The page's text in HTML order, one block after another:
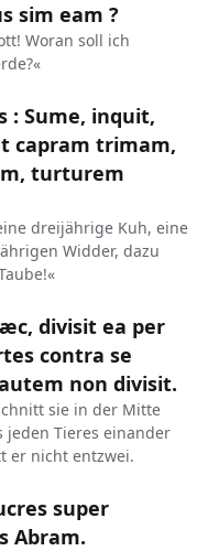
sim eam ?
Woran soll ich
: Sume, inquit,
capram trimam,
turturem
dreijährige Kuh, eine
Widder, dazu
divisit ea per
contra se
non divisit.
sie in der Mitte
Tieres einander
er nicht entzwei.
super
Abram.